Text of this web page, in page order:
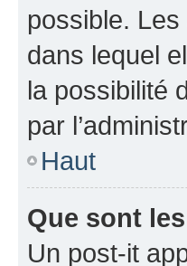
possible.
dans lequel
la possibilité
par
Haut
Que sont
Un post-it